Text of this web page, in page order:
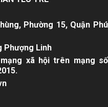
Phường 15, Quận Phú
Phượng Linh
xã hội trên mạng số